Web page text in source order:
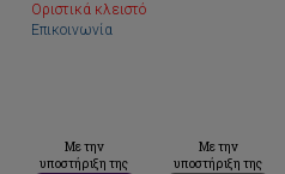
Οριστικά κλειστό
Επικοινωνία
Με την
υποστήριξη της
Με την
υποστήριξη της